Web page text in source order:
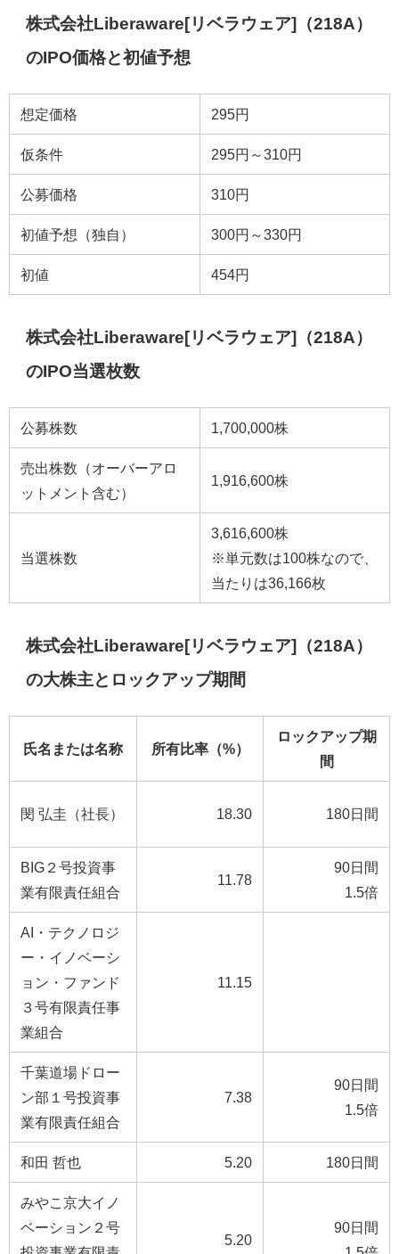
株式会社Liberaware[リベラウェア]（218A）
のIPO価格と初値予想
想定価格 295円
仮条件 295円～310円
公募価格 310円
初値予想（独自） 300円～330円
初値 454円
株式会社Liberaware[リベラウェア]（218A）
のIPO当選枚数
公募株数 1,700,000株
売出株数（オーバーアロ
ットメント含む）
1,916,600株
当選株数
3,616,600株
※単元数は100株なので、
当たりは36,166枚
株式会社Liberaware[リベラウェア]（218A）
の大株主とロックアップ期間
氏名または名称 所有比率（%）
ロックアップ期
間
閔 弘圭（社長） 18.30 180日間
BIG２号投資事
業有限責任組合
11.78
90日間
1.5倍
AI・テクノロジ
ー・イノベーシ
ョン・ファンド
３号有限責任事
業組合
11.15
千葉道場ドロー
ン部１号投資事
業有限責任組合
7.38
90日間
1.5倍
和田 哲也 5.20 180日間
みやこ京大イノ
ベーション２号
5.20
90日間